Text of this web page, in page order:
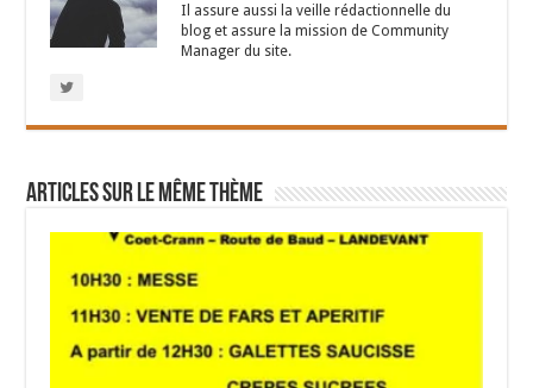
Il assure aussi la veille rédactionnelle du
blog et assure la mission de Community
Manager du site.
Articles sur le même thème